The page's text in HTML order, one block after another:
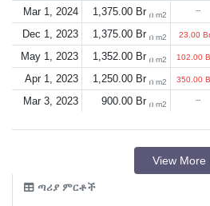
Mar 1, 2024 1,375.00 Br በ m2 --
Dec 1, 2023 1,375.00 Br በ m2 23.00
May 1, 2023 1,352.00 Br በ m2 102.00
Apr 1, 2023 1,250.00 Br በ m2 350.00
Mar 3, 2023 900.00 Br በ m2 --
View More
ጣሪያ ምርቶች